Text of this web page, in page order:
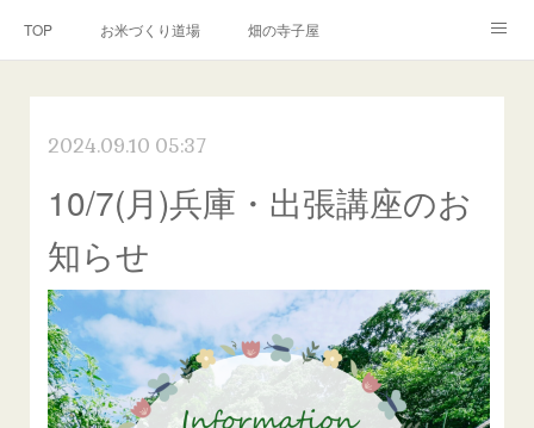
TOP お米づくり道場 畑の寺子屋
お問い合わせ リンク(SNS)
2024.09.10 05:37
10/7(月)兵庫・出張講座のお
知らせ